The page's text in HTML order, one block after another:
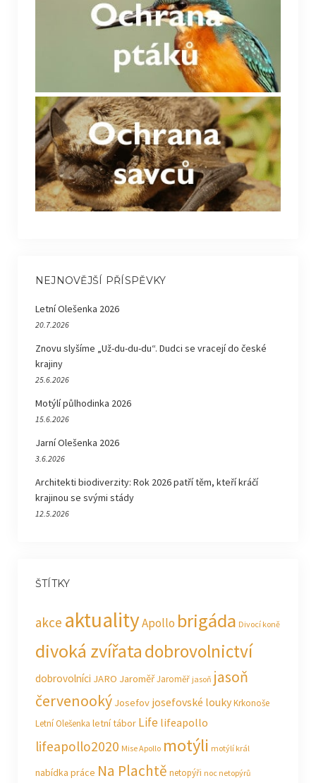
NEJNOVĚJŠÍ PŘÍSPĚVKY
Letní Olešenka 2026
20.7.2026
Znovu slyšíme „Už-du-du-du“. Dudci se vracejí do české
krajiny
25.6.2026
Motýlí půlhodinka 2026
15.6.2026
Jarní Olešenka 2026
3.6.2026
Architekti biodiverzity: Rok 2026 patří těm, kteří kráčí
krajinou se svými stády
12.5.2026
ŠTÍTKY
akce aktualityApollo brigáda Divocí koně
divoká zvířatadobrovolnictví
dobrovolníci JARO JaroměřJaroměř jasoň jasoň
červenooký Josefov josefovské loukyKrkonoše
Letní Olešenka letní tábor Life lifeapollo
lifeapollo2020 Mise Apollo motýli motýlí král
nabídka práce Na Plachtě netopýři noc netopýrů